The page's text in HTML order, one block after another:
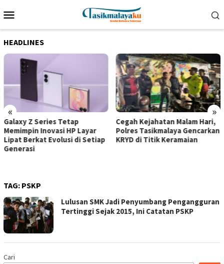
ke
Mobile
HEADLINES
« »
Galaxy Z Series Tetap
Memimpin Inovasi HP Layar
Lipat Berkat Evolusi di Setiap
Generasi
Cegah Kejahatan Malam Hari,
Polres Tasikmalaya Gencarkan
KRYD di Titik Keramaian
TAG: PSKP
Lulusan SMK Jadi Penyumbang Pengangguran
Tertinggi Sejak 2015, Ini Catatan PSKP
Cari